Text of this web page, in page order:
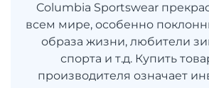
Columbia Sportswear
всем мире, особенно
образа жизни, любители
спорта и т.д. Купить
производителя означает